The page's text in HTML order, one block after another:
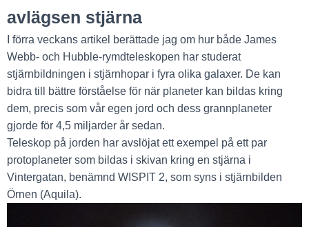
avlägsen stjärna
I förra veckans artikel berättade jag om hur både James
Webb- och Hubble-rymdteleskopen har studerat
stjärnbildningen i stjärnhopar i fyra olika galaxer. De kan
bidra till bättre förståelse för när planeter kan bildas kring
dem, precis som vår egen jord och dess grannplaneter
gjorde för 4,5 miljarder år sedan.
Teleskop på jorden har avslöjat ett exempel på ett par
protoplaneter som bildas i skivan kring en stjärna i
Vintergatan, benämnd WISPIT 2, som syns i stjärnbilden
Örnen (Aquila).